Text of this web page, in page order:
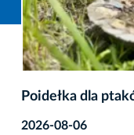
Poidełka dla
2026-08-06